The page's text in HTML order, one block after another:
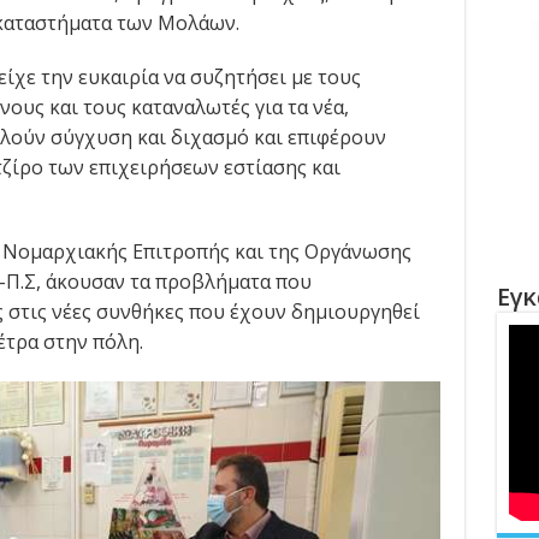
των Μολάων.
την ευκαιρία να συζητήσει με τους
και τους καταναλωτές για τα νέα,
σύγχυση και διχασμό και επιφέρουν
των επιχειρήσεων εστίασης και
Επιτροπής και της Οργάνωσης
άκουσαν τα προβλήματα που
στις νέες συνθήκες που έχουν δημιουργηθεί
στην πόλη.